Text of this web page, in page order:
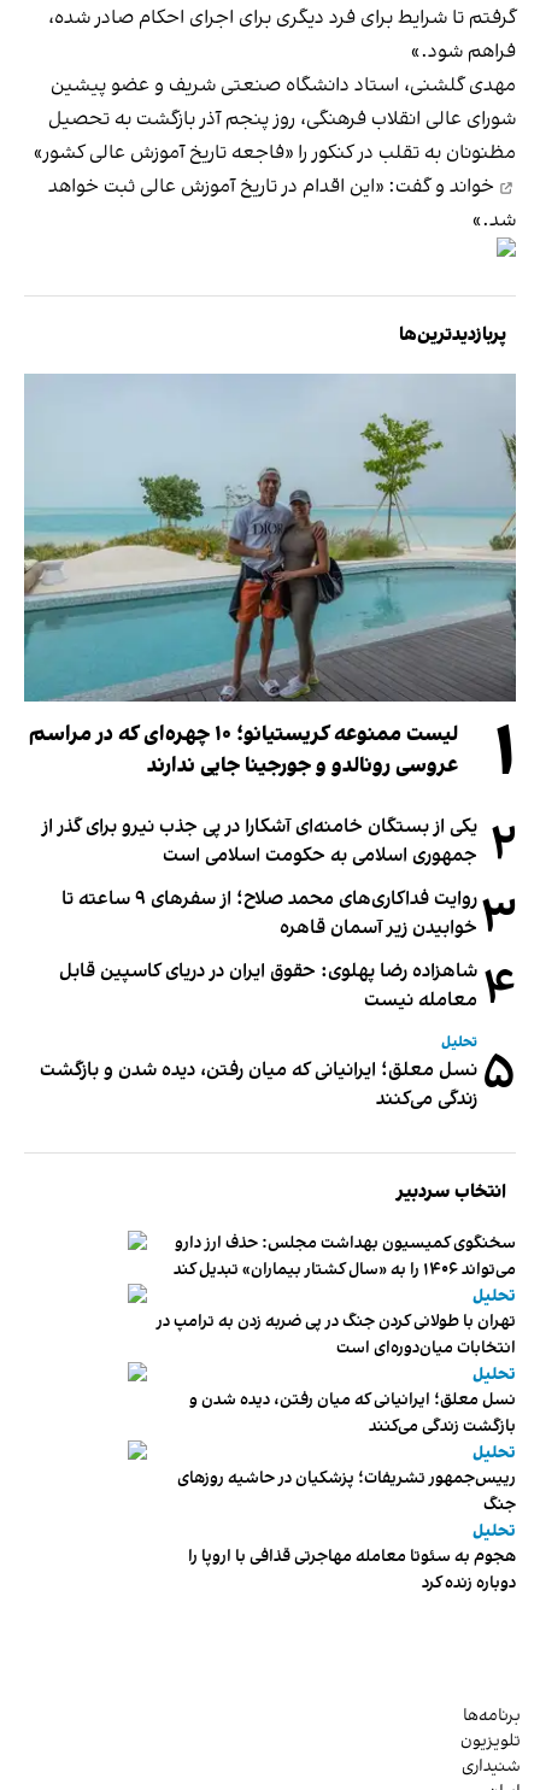
گرفتم تا شرایط برای فرد دیگری برای اجرای احکام صادر شده،
فراهم شود.»
مهدی گلشنی، استاد دانشگاه صنعتی شریف و عضو پیشین
شورای عالی انقلاب فرهنگی، روز پنجم آذر بازگشت به تحصیل
مظنونان به تقلب در کنکور را «فاجعه تاریخ آموزش عالی کشور»
خواند و گفت: «این اقدام در تاریخ آموزش عالی ثبت خواهد
شد.»
پربازدیدترین‌ها
۱
لیست ممنوعه کریستیانو؛ ۱۰ چهره‌ای که در مراسم
عروسی رونالدو و جورجینا جایی ندارند
۲ یکی از بستگان خامنه‌ای آشکارا در پی جذب نیرو برای گذر از
جمهوری اسلامی به حکومت اسلامی است
۳
روایت فداکاری‌های محمد صلاح؛ از سفرهای ۹ ساعته تا
خوابیدن زیر آسمان قاهره
۴ شاهزاده رضا پهلوی: حقوق ایران در دریای کاسپین قابل
معامله نیست
۵ تحلیل
نسل معلق؛ ایرانیانی که میان رفتن، دیده شدن و بازگشت
زندگی می‌کنند
انتخاب سردبیر
سخنگوی کمیسیون بهداشت مجلس: حذف ارز دارو
می‌تواند ۱۴۰۶ را به «سال کشتار بیماران» تبدیل کند
تحلیل
تهران با طولانی کردن جنگ در پی ضربه زدن به ترامپ در
انتخابات میان‌دوره‌ای است
تحلیل
نسل معلق؛ ایرانیانی که میان رفتن، دیده شدن و
بازگشت زندگی می‌کنند
تحلیل
رییس‌جمهور تشریفات؛ پزشکیان در حاشیه روزهای
جنگ
تحلیل
هجوم به سئوتا معامله مهاجرتی قذافی با اروپا را
دوباره زنده کرد
برنامه‌ها
تلویزیون
شنیداری